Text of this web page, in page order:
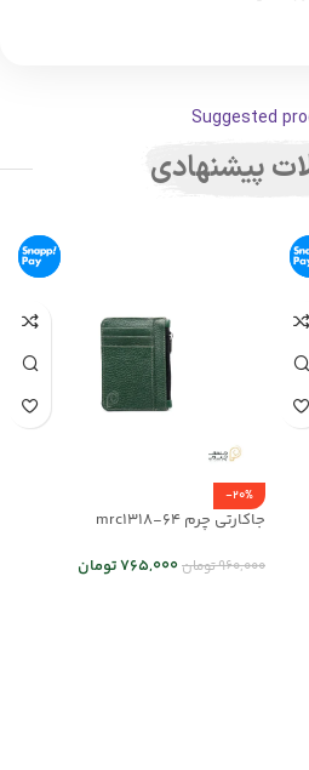
Suggested
پیشنهادی
-20%
جاکارتی چرم mrc1318-64
960,000تومان765,000تومان